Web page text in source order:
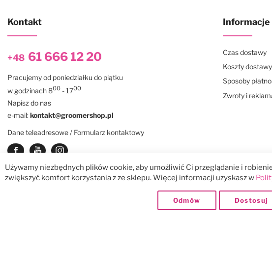
Kontakt
+48 61 666 12 20
Pracujemy od poniedziałku do piątku
w godzinach 800 - 1700
Napisz do nas
e-mail:kontakt@groomershop.pl
Dane teleadresowe / Formularz kontaktowy
Zobacz nasz Facebook
Zobacz nasz kanał Youtube
See our instagram
Informacje
Czas dostawy
Koszty dostawy
Sposoby
Zwroty i
Używamy niezbędnych plików cookie, aby umożliwić Ci przeglądanie i
zwiększyć komfort korzystania z ze sklepu. Więcej informacji uzyskasz w
Dostosuj
Odmów